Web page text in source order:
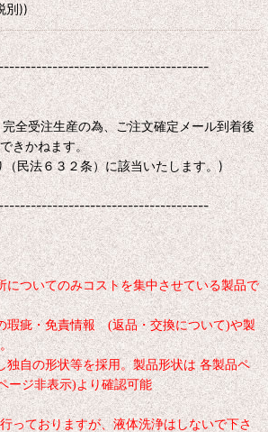
別))
全受注生産の為、ご注文確定メール到着後
きかねます。
民法６３２条）に該当いたします。)
についてのみコストを集中させている製品で
瑕疵・免責情報 (返品・交換について)や製
独自の形状等を採用。製品形状は 各製品ペ
ージ非表示)より確認可能
っておりますが、液体洗浄はしないで下さ